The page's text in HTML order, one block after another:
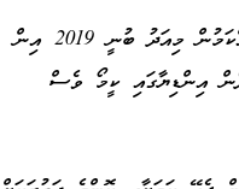
ފާތިމަތު ހުސެއިން ދަރިފުޅު މުހައްމަދު މުސްތަފާ "ސީއެންއެމް" އާއި ވާހަކަ ދައްކަމުން މިއަދު ބުނީ 2019 އިން
ފަރުވާ ހޯދަމުންކަމަށާއި 3 އަހަރުވަންދެން އިންޑިޔާގައި ކީމޯ ވެސް